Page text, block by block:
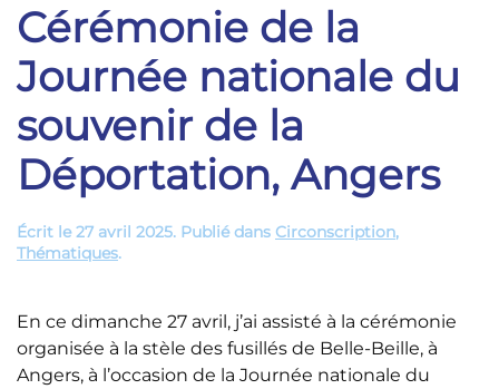
Cérémonie de la
Journée nationale du
souvenir de la
Déportation, Angers
Écrit le27 avril 2025. Publié dans Circonscription,
Thématiques.
En ce dimanche 27 avril, j’ai assisté à la cérémonie
organisée à la stèle des fusillés de Belle-Beille, à
Angers, à l’occasion de la Journée nationale du